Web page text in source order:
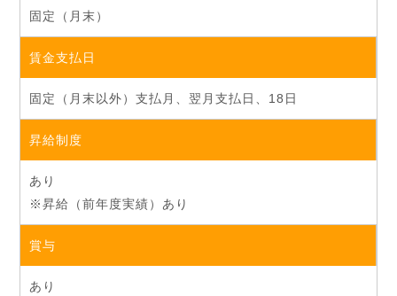
固定（月末）
賃金支払日
固定（月末以外）支払月、翌月支払日、18日
昇給制度
あり
※昇給（前年度実績）あり
賞与
あり